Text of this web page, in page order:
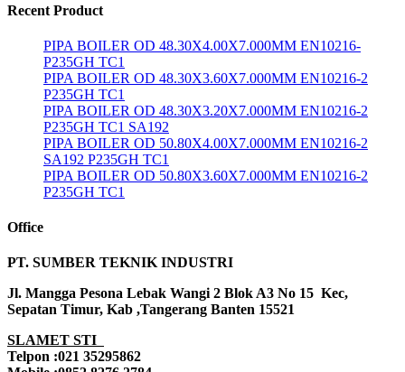
Recent Product
PIPA BOILER OD 48.30X4.00X7.000MM EN10216-
P235GH TC1
PIPA BOILER OD 48.30X3.60X7.000MM EN10216-2
P235GH TC1
PIPA BOILER OD 48.30X3.20X7.000MM EN10216-2
P235GH TC1 SA192
PIPA BOILER OD 50.80X4.00X7.000MM EN10216-2
SA192 P235GH TC1
PIPA BOILER OD 50.80X3.60X7.000MM EN10216-2
P235GH TC1
Office
PT. SUMBER TEKNIK INDUSTRI
Jl. Mangga Pesona Lebak Wangi 2 Blok A3 No 15 Kec,
Sepatan Timur, Kab ,Tangerang Banten 15521
SLAMET STI
Telpon :021 35295862